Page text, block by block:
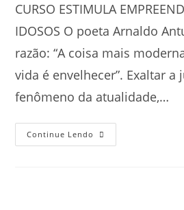
CURSO ESTIMULA
IDOSOS O poeta Arnaldo
razão: “A coisa mais
vida é envelhecer”. Exaltar a
fenômeno da atualidade,…
Continue Lendo